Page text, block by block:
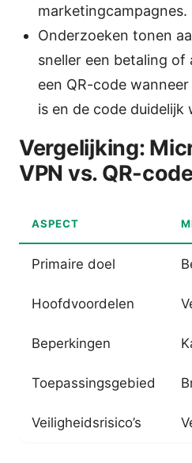
marketingcampagnes.
Onderzoeken tonen
sneller een betaling of
een QR-code
is en de code
Vergelijking:
VPN vs. QR-
ASPECT
Primaire doel
Hoofdvoordelen
Beperkingen
Toepassingsgebied
Veiligheidsrisico’s